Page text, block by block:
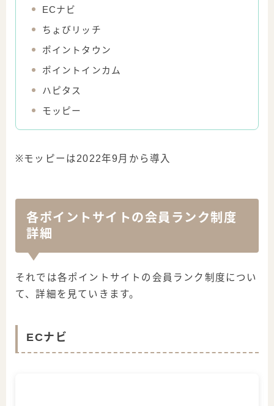
ECナビ
ちょびリッチ
ポイントタウン
ポイントインカム
ハピタス
モッピー
※モッピーは2022年9月から導入
各ポイントサイトの会員ランク制度
詳細
それでは各ポイントサイトの会員ランク制度につい
て、詳細を見ていきます。
ECナビ